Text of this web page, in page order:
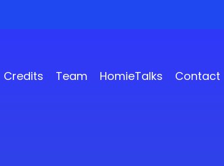
Credits Team HomieTalks Contact